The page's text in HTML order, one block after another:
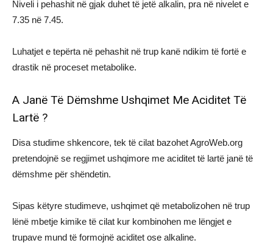
Niveli i pehashit në gjak duhet të jetë alkalin, pra në nivelet e
7.35 në 7.45.
Luhatjet e tepërta në pehashit në trup kanë ndikim të fortë e
drastik në proceset metabolike.
A Janë Të Dëmshme Ushqimet Me Aciditet Të
Lartë ?
Disa studime shkencore, tek të cilat bazohet AgroWeb.org
pretendojnë se regjimet ushqimore me aciditet të lartë janë të
dëmshme për shëndetin.
Sipas këtyre studimeve, ushqimet që metabolizohen në trup
lënë mbetje kimike të cilat kur kombinohen me lëngjet e
trupave mund të formojnë aciditet ose alkaline.